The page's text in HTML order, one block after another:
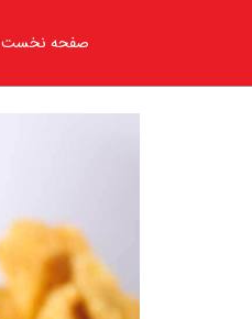
صفحه نخست